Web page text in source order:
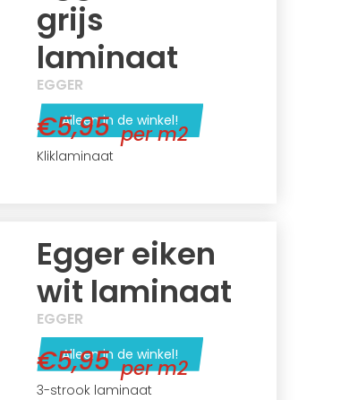
grijs
laminaat
EGGER
Alleen in de winkel!
Kliklaminaat
€5,95 per m2
Egger eiken
wit laminaat
EGGER
Alleen in de winkel!
3-strook laminaat
€5,95 per m2